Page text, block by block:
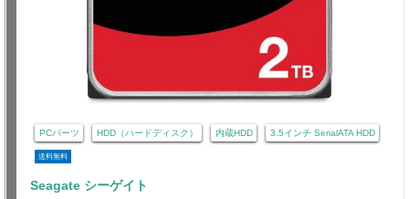
PCパーツ HDD（ハードディスク） 内蔵HDD 3.5インチ SerialATA HDD
送料無料
Seagate シーゲイト